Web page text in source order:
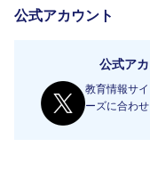
公式アカウント
公式ア
教育情報サ
ーズに合わ